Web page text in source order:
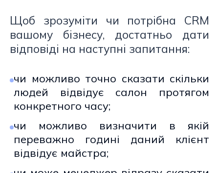
Щоб зрозуміти чи потрібна CRM
вашому бізнесу, достатньо дати
відповіді на наступні запитання:
чи можливо точно сказати скільки
людей відвідує салон протягом
конкретного часу;
чи можливо визначити в якій
переважно годині даний клієнт
відвідує майстра;